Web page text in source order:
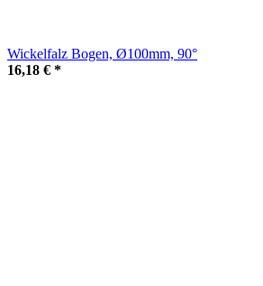
Wickelfalz Bogen, Ø100mm, 90°
16,18 € *